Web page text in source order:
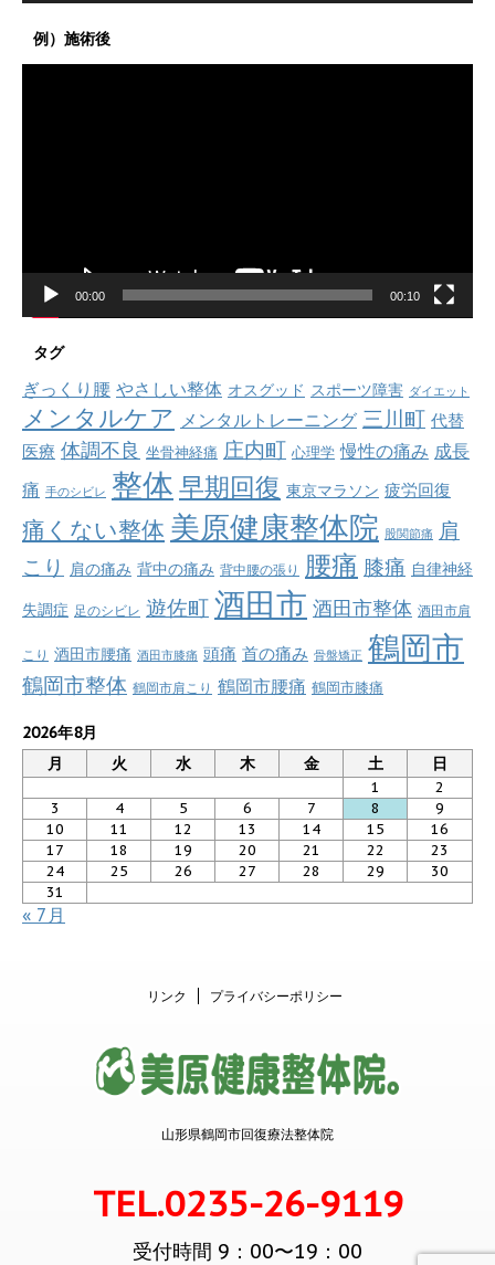
例）施術後
00:00 00:10
タグ
ぎっくり腰 やさしい整体 オスグッド スポーツ障害 ダイエット
メンタルケア メンタルトレーニング 三川町 代替
医療 体調不良 坐骨神経痛 庄内町 心理学 慢性の痛み 成長
痛 手のシビレ 整体 早期回復 東京マラソン 疲労回復
痛くない整体 美原健康整体院 股関節痛 肩
こり 肩の痛み 背中の痛み 背中腰の張り 腰痛 膝痛 自律神経
失調症 足のシビレ 遊佐町 酒田市 酒田市整体 酒田市肩
こり 酒田市腰痛 酒田市膝痛 頭痛 首の痛み 骨盤矯正 鶴岡市
鶴岡市整体 鶴岡市肩こり 鶴岡市腰痛 鶴岡市膝痛
2026年8月
月
火 水 木 金 土 日
1
2
3
4 5 6 7 8
9
10
11 12 13 14 15
16
17
18 19 20 21 22
23
24
25 26 27 28 29
30
31
« 7月
リンク プライバシーポリシー
山形県鶴岡市回復療法整体院
TEL.0235-26-9119
受付時間 9：00〜19：00